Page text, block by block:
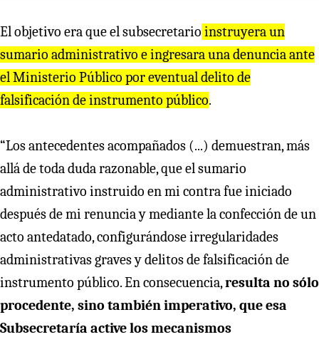
El objetivo era que el subsecretario instruyera un
sumario administrativo e ingresara una denuncia ante
el Ministerio Público por eventual delito de
falsificación de instrumento público.
“Los antecedentes acompañados (...) demuestran, más
allá de toda duda razonable, que el sumario
administrativo instruido en mi contra fue iniciado
después de mi renuncia y mediante la confección de un
acto antedatado, configurándose irregularidades
administrativas graves y delitos de falsificación de
instrumento público. En consecuencia,resulta no sólo
procedente, sino también imperativo, que esa
Subsecretaría active los mecanismos